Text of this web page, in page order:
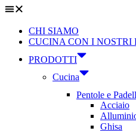
CHI SIAMO
CUCINA CON I NOSTRI
PRODOTTI
Cucina
Pentole e
Acciaio
Ghisa